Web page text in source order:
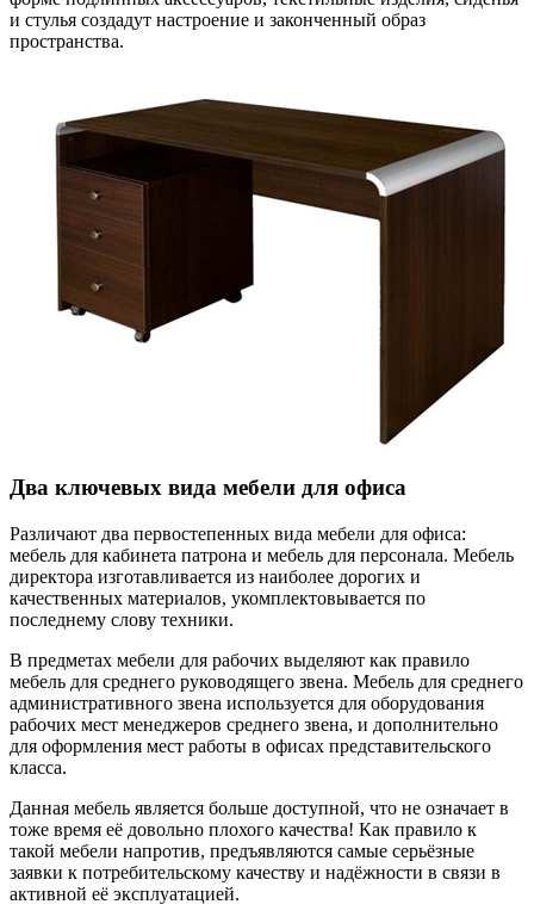
и стулья создадут настроение и законченный образ
пространства.
Два ключевых вида мебели для офиса
Различают два первостепенных вида мебели для офиса:
мебель для кабинета патрона и мебель для персонала. Мебель
директора изготавливается из наиболее дорогих и
качественных материалов, укомплектовывается по
последнему слову техники.
В предметах мебели для рабочих выделяют как правило
мебель для среднего руководящего звена. Мебель для среднего
административного звена используется для оборудования
рабочих мест менеджеров среднего звена, и дополнительно
для оформления мест работы в офисах представительского
класса.
Данная мебель является больше доступной, что не означает в
тоже время её довольно плохого качества! Как правило к
такой мебели напротив, предъявляются самые серьёзные
заявки к потребительскому качеству и надёжности в связи в
активной её эксплуатацией.